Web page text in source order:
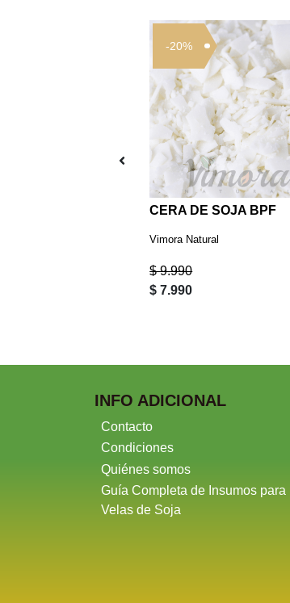
-20%
CERA DE SOJA BPF
Vimora Natural
$ 9.990
$ 7.990
INFO ADICIONAL
Contacto
Condiciones
Quiénes somos
Guía Completa de Insumos para
Velas de Soja